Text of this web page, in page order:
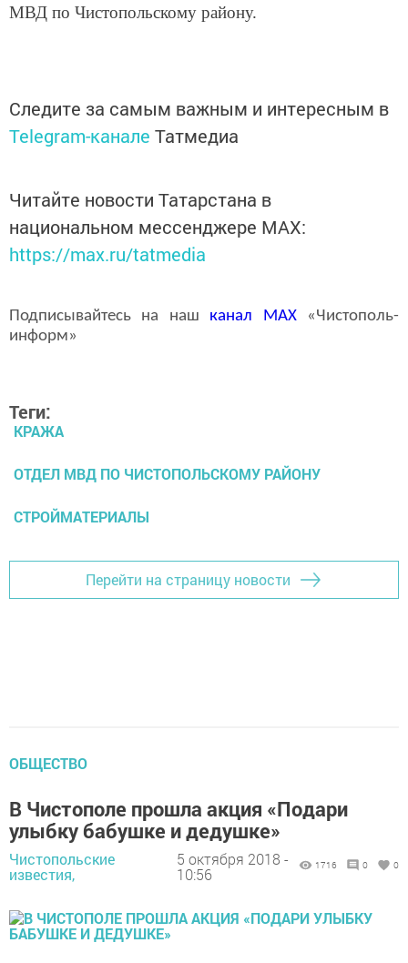
МВД по Чистопольскому району.
Следите за самым важным и интересным в
Telegram-канале Татмедиа
Читайте новости Татарстана в
национальном мессенджере MАХ:
https://max.ru/tatmedia
Подписывайтесь на наш канал MAX«Чистополь-
информ»
Теги:
КРАЖА
ОТДЕЛ МВД ПО ЧИСТОПОЛЬСКОМУ РАЙОНУ
СТРОЙМАТЕРИАЛЫ
Перейти на страницу новости
ОБЩЕСТВО
В Чистополе прошла акция «Подари
улыбку бабушке и дедушке»
Чистопольские
известия,
5 октября 2018 -
10:56
1716 0 0